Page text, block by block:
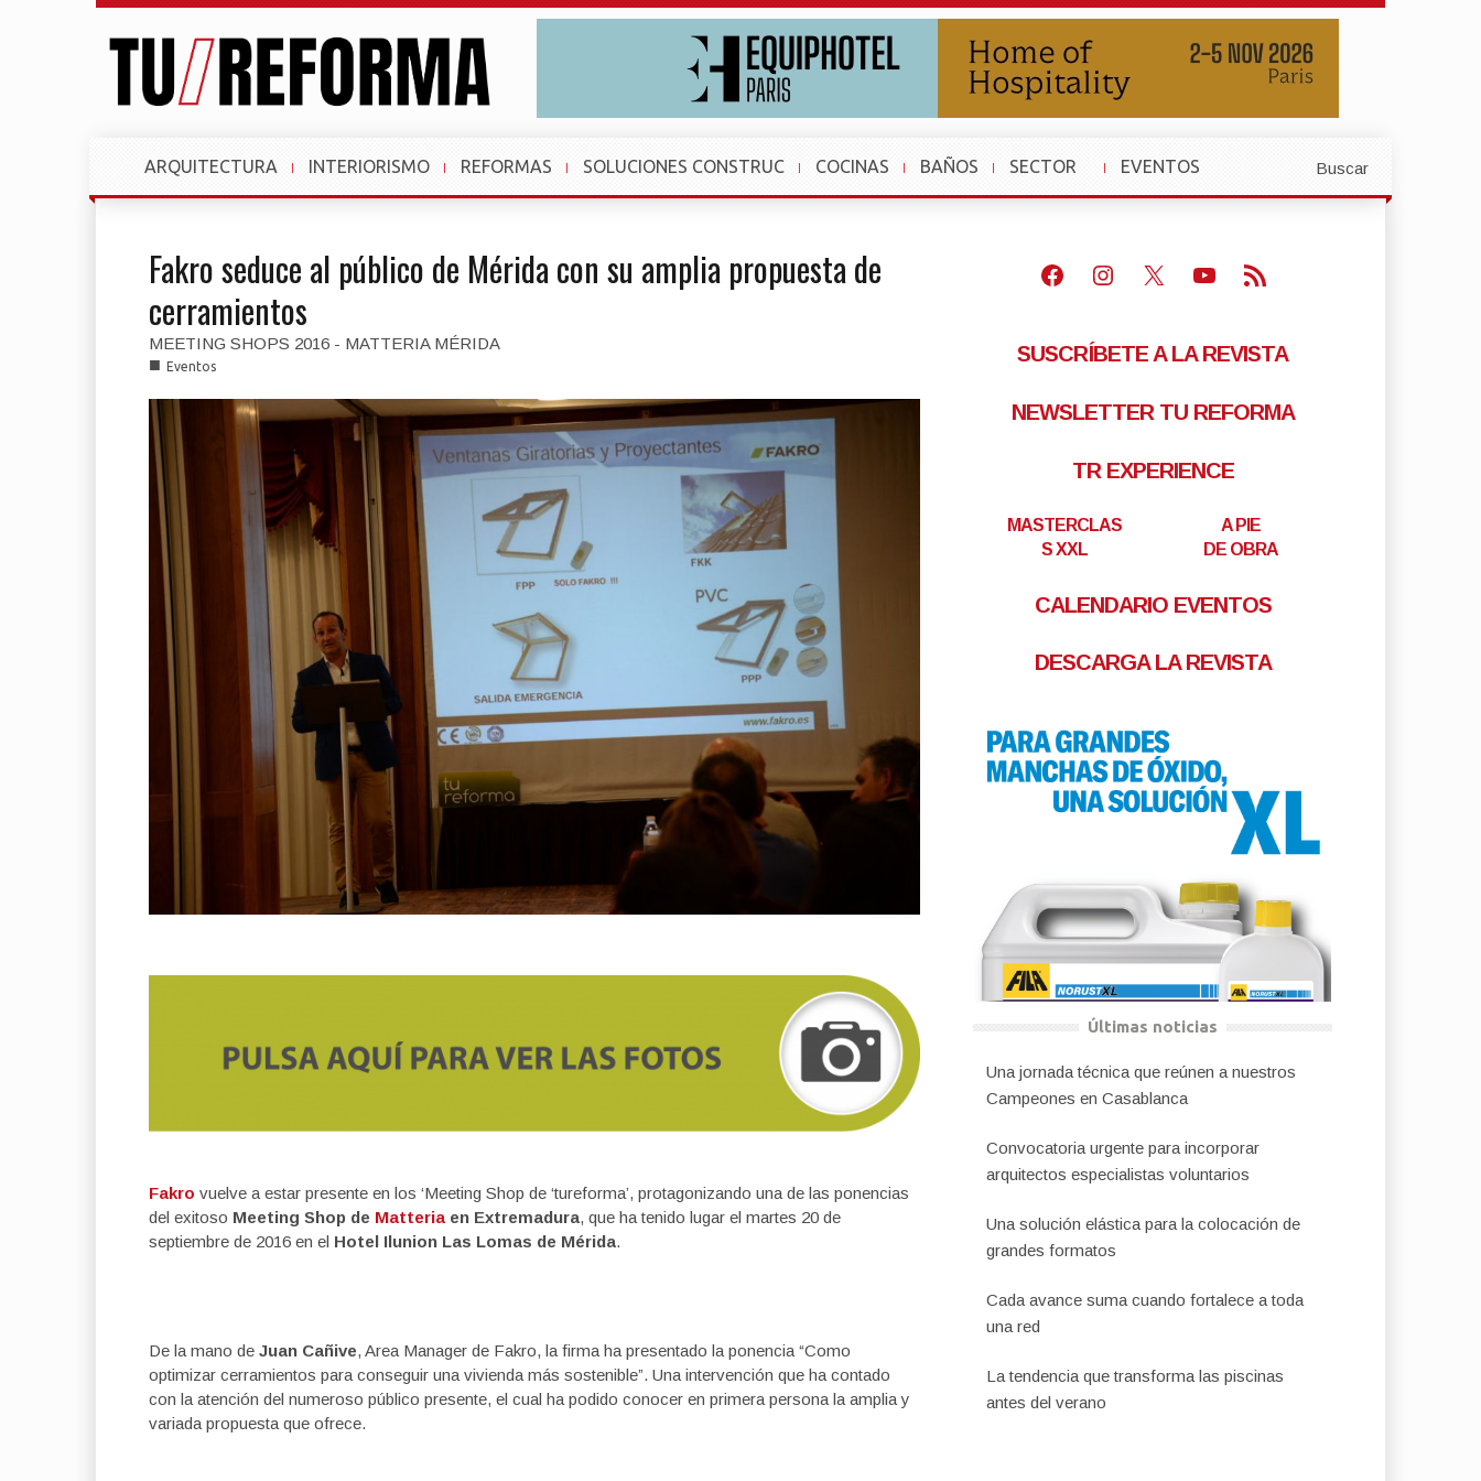
ARQUITECTURA INTERIORISMO REFORMAS SOLUCIONES CONSTRUC COCINAS BAÑOS
SECTOR
»
EVENTOS
»
Buscar
Fakro seduce al público de Mérida con su amplia propuesta de
cerramientos
MEETING SHOPS 2016 - MATTERIA MÉRIDA
■ Eventos
Fakro vuelve a estar presente en los ‘Meeting Shop de ‘tureforma’, protagonizando una de las ponencias
del exitoso Meeting Shop de Matteria en Extremadura, que ha tenido lugar el martes 20 de
septiembre de 2016 en el Hotel Ilunion Las Lomas de Mérida.
De la mano de Juan Cañive, Area Manager de Fakro, la firma ha presentado la ponencia “Como
optimizar cerramientos para conseguir una vivienda más sostenible”. Una intervención que ha contado
con la atención del numeroso público presente, el cual ha podido conocer en primera persona la amplia y
variada propuesta que ofrece.
Facebook
Instagram
X Youtube
Feed RSS
SUSCRÍBETE A LA REVISTA
NEWSLETTER TU REFORMA
TR EXPERIENCE
MASTERCLAS
S XXL
A PIE
DE OBRA
CALENDARIO EVENTOS
DESCARGA LA REVISTA
Últimas noticias
Una jornada técnica que reúnen a nuestros
Campeones en Casablanca
Convocatoria urgente para incorporar
arquitectos especialistas voluntarios
Una solución elástica para la colocación de
grandes formatos
Cada avance suma cuando fortalece a toda
una red
La tendencia que transforma las piscinas
antes del verano